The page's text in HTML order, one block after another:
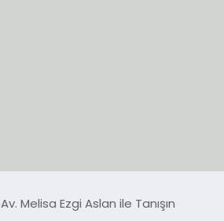
Av. Melisa Ezgi Aslan ile Tanışın